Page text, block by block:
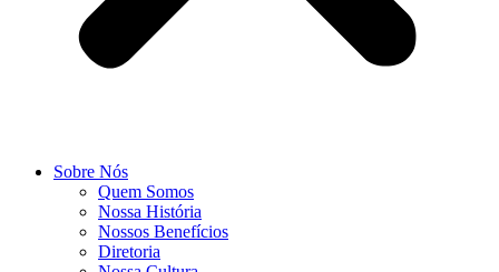
Sobre Nós
Quem Somos
Nossa História
Nossos Benefícios
Diretoria